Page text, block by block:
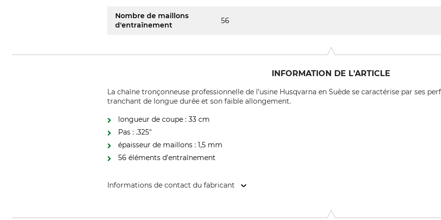
Nombre de maillons
d'entraînement
56
INFORMATION DE L'ARTICLE
La chaîne tronçonneuse professionnelle de l’usine Husqvarna en Suède se caractérise par ses
tranchant de longue durée et son faible allongement.
longueur de coupe : 33 cm
Pas : .325"
épaisseur de maillons : 1,5 mm
56 éléments d'entraînement
Informations de contact du fabricant